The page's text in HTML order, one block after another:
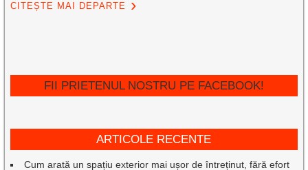
CITEȘTE MAI DEPARTE
FII PRIETENUL NOSTRU PE FACEBOOK!
ARTICOLE RECENTE
Cum arată un spațiu exterior mai ușor de întreținut, fără efort